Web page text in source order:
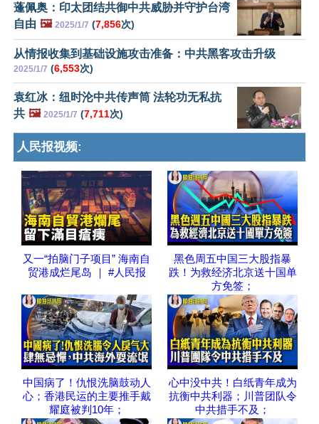
蓬佩奥：印太团结共御中共威胁并守护台湾
自由 🖼️ 2025/1/7 (7,856次)
从情报收集到基础设施攻击准备：中共黑客攻击升级
2025/1/7 (6,553次)
袁红冰：纽时沦中共传声筒 法轮功无私抗
共 🖼️ 2025/1/7 (7,711次)
人民报视频:
又一“拍脑门子项目” 海南自
贸港成烂尾岛 ｜ #人民报
黑色周五中国三大股指暴
跌！为救经济北京送十国单
方免签；
中国病了！仇恨洗脑鼓动人
心；香港民运的主要推手戴
耀庭被判10年；
心中没中共！白纸青年成为
抗衡中共利器；川普团队令
中共措手不及；